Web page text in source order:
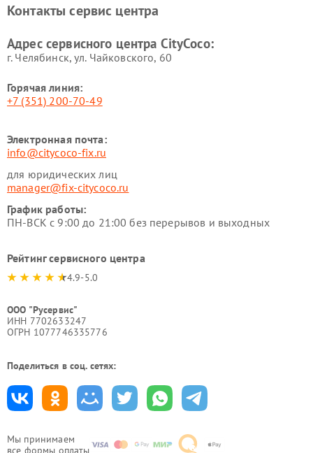
Мы принимаем
все формы оплаты
Контакты сервис центра
Адрес сервисного центра CityCoco:
г. Челябинск, ул. Чайковского, 60
Горячая линия:
+7 (351) 200-70-49
Электронная почта:
info@citycoco-fix.ru
для юридических лиц
manager@fix-citycoco.ru
График работы:
ПН-ВСК с 9:00 до 21:00 без перерывов и выходных
Рейтинг сервисного центра
4.9-5.0
ООО "Русервис"
ИНН 7702633247
ОГРН 1077746335776
Поделиться в соц. сетях: